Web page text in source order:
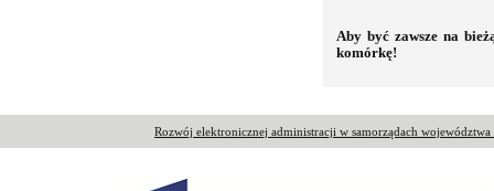
Aby być zawsze na
komórkę!
Rozwój elektronicznej administracji w samorządach